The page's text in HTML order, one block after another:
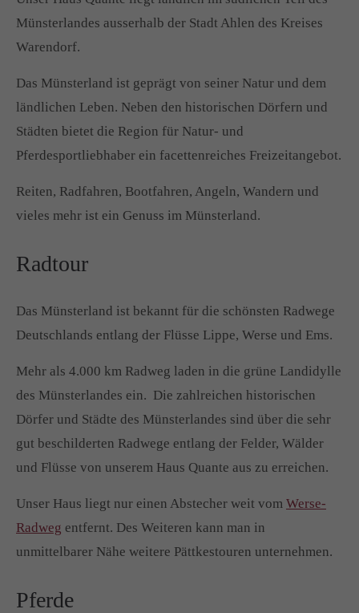
Münsterlandes ausserhalb der Stadt Ahlen des Kreises
Warendorf.
Das Münsterland ist geprägt von seiner Natur und dem
ländlichen Leben. Neben den historischen Dörfern und
Städten bietet die Region für Natur- und
Pferdesportliebhaber ein facettenreiches Freizeitangebot.
Reiten, Radfahren, Bootfahren, Angeln, Wandern und
vieles mehr ist ein Genuss im Münsterland.
Radtour
Das Münsterland ist bekannt für die schönsten Radwege
Deutschlands entlang der Flüsse Lippe, Werse und Ems.
Mehr als 4.000 km Radweg laden in die grüne Landidylle
des Münsterlandes ein. Die zahlreichen historischen
Dörfer und Städte des Münsterlandes sind über die sehr
gut beschilderten Radwege entlang der Felder, Wälder
und Flüsse von unserem Haus Quante aus zu erreichen.
Unser Haus liegt nur einen Abstecher weit vom Werse-
Radweg entfernt. Des Weiteren kann man in
unmittelbarer Nähe weitere Pättkestouren unternehmen.
Pferde